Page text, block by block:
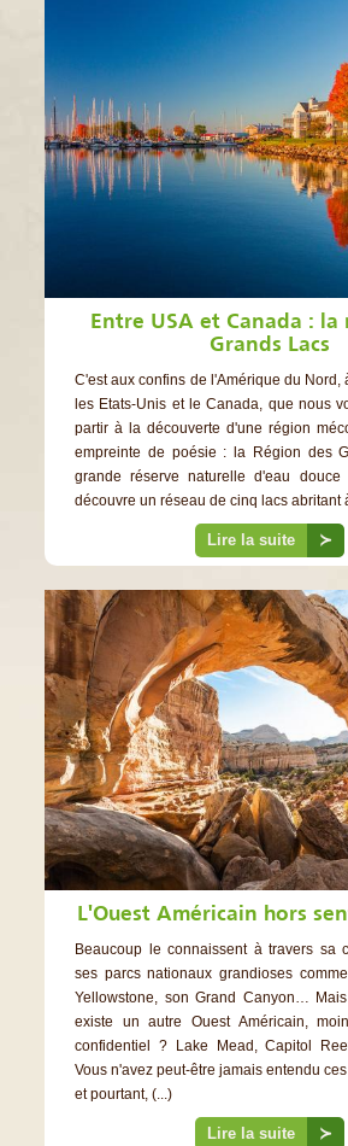
Entre USA et Canada : la
Grands Lacs
C'est aux confins de l'Amérique du Nord,
les Etats-Unis et le Canada, que nous
partir à la découverte d'une région
empreinte de poésie : la Région des
grande réserve naturelle d'eau
découvre un réseau de cinq lacs abritant
Lire la suite ≻
L'Ouest Américain hors
Beaucoup le connaissent à travers sa
ses parcs nationaux grandioses
Yellowstone, son Grand Canyon… Mais
existe un autre Ouest Américain,
confidentiel ? Lake Mead, Capitol
Vous n'avez peut-être jamais entendu
et pourtant, (...)
Lire la suite ≻